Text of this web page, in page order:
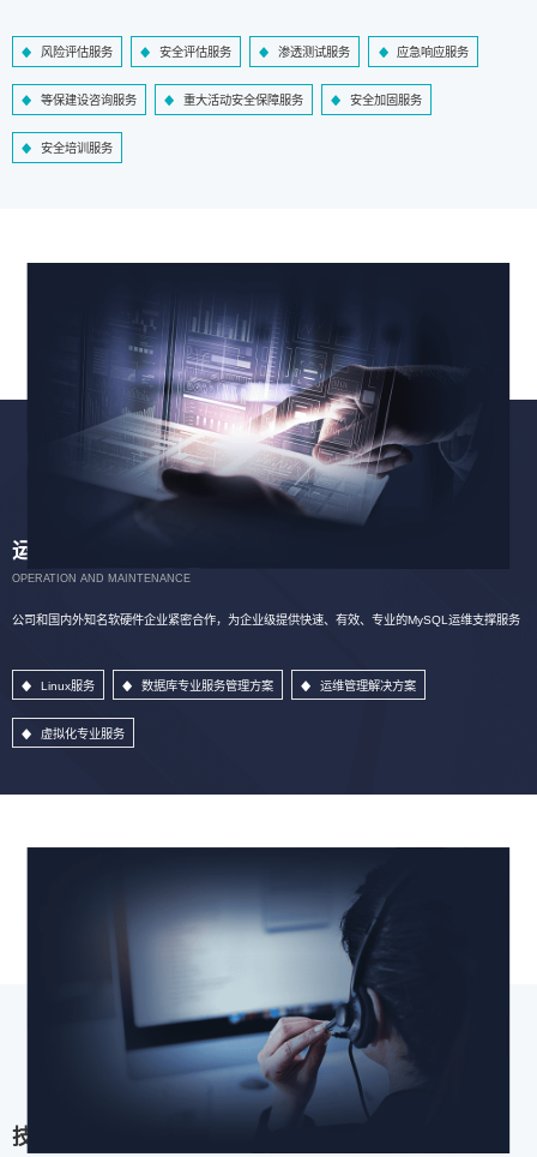
风险评估服务 安全评估服务 渗透测试服务 应急响应服务
等保建设咨询服务 重大活动安全保障服务 安全加固服务
安全培训服务
运维服务
OPERATION AND MAINTENANCE
公司和国内外知名软硬件企业紧密合作，为企业级提供快速、有效、专业的MySQL运维支撑服务
Linux服务 数据库专业服务管理方案 运维管理解决方案
虚拟化专业服务
技术咨询服务